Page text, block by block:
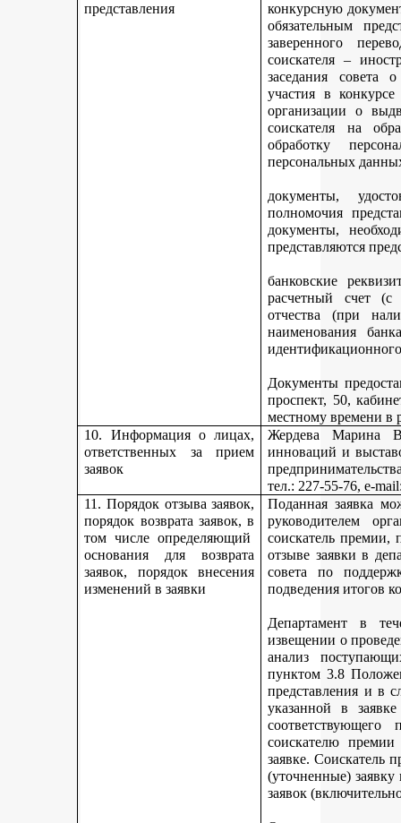
представления
конкурсную
обязательным
заверенного
соискателя –
заседания совета
участия в
организации о
соискателя на
обработку
персональных
документы,
полномочия
документы,
представляются
банковские
расчетный счет (с
отчества (при
наименования
Документы
проспект, 50,
местному времени в
10. Информация о лицах,
ответственных за прием
заявок
Жердева Марина
инноваций и
тел.: 227-55-76, e-
11. Порядок отзыва заявок,
порядок возврата заявок, в
том числе определяющий
основания для возврата
заявок, порядок внесения
изменений в заявки
Поданная заявка
руководителем
соискатель премии,
отзыве заявки в
совета по
подведения итогов
Департамент в
извещении о
анализ
пунктом 3.8
представления и в
указанной в
соответствующего
соискателю
заявке. Соискатель
(уточненные)
заявок